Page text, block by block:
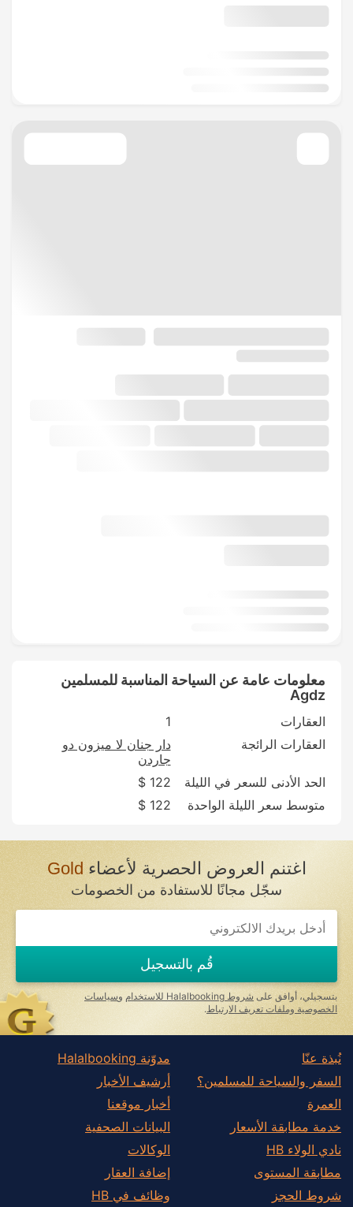
معلومات عامة عن السياحة المناسبة للمسلمين
Agdz
العقارات
1
العقارات الرائجة
دار جنان لا ميزون دو
جاردن
الحد الأدنى للسعر في الليلة
122 $
متوسط سعر الليلة الواحدة
122 $
اغتنم العروض الحصرية لأعضاءGold
سجّل مجانًا للاستفادة من الخصومات
قُم بالتسجيل
بتسجيلي، أوافق على شروط Halalbooking للاستخدام وسياسات
الخصوصية وملفات تعريف الارتباط .
نُبذة عنّا
السفر والسياحة للمسلمين؟
العمرة
خدمة مطابقة الأسعار
نادي الولاء HB
مطابقة المستوى
شروط الحجز
مدوّنة Halalbooking
أرشيف الأخبار
أخبار موقعنا
البيانات الصحفية
الوكالات
إضافة العقار
وظائف في HB